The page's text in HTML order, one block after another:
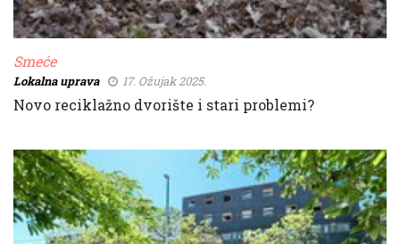
Smeće
Lokalna uprava 17. Ožujak 2025.
Novo reciklažno dvorište i stari problemi?